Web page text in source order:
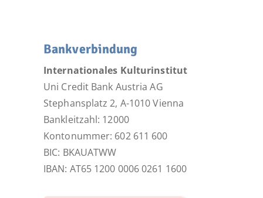
Bankverbindung
Internationales Kulturinstitut
Uni Credit Bank Austria AG
Stephansplatz 2, A-1010 Vienna
Bankleitzahl: 12000
Kontonummer: 602 611 600
BIC: BKAUATWW
IBAN: AT65 1200 0006 0261 1600